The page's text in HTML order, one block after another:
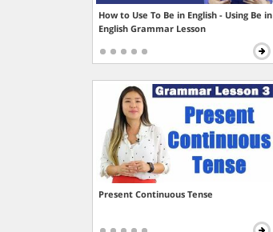
How to Use To Be in English - Using Be in
English Grammar Lesson
Present Continuous Tense